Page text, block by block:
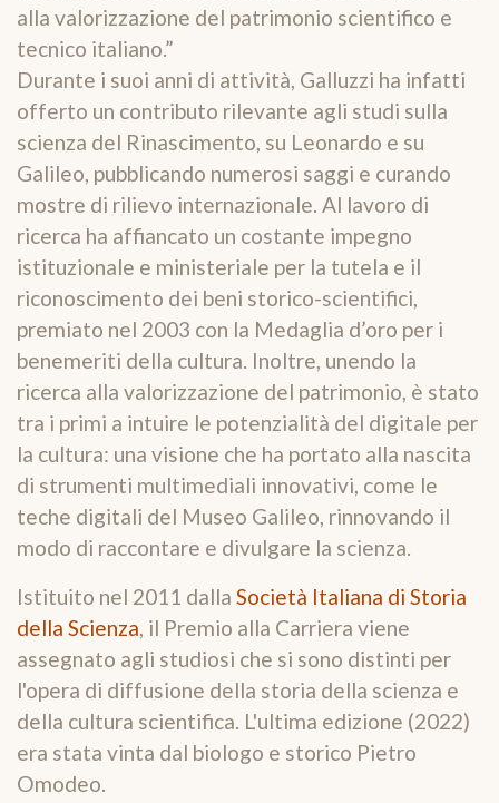
alla valorizzazione del patrimonio scientifico e
tecnico italiano.”
Durante i suoi anni di attività, Galluzzi ha infatti
offerto un contributo rilevante agli studi sulla
scienza del Rinascimento, su Leonardo e su
Galileo, pubblicando numerosi saggi e curando
mostre di rilievo internazionale. Al lavoro di
ricerca ha affiancato un costante impegno
istituzionale e ministeriale per la tutela e il
riconoscimento dei beni storico-scientifici,
premiato nel 2003 con la Medaglia d’oro per i
benemeriti della cultura. Inoltre, unendo la
ricerca alla valorizzazione del patrimonio, è stato
tra i primi a intuire le potenzialità del digitale per
la cultura: una visione che ha portato alla nascita
di strumenti multimediali innovativi, come le
teche digitali del Museo Galileo, rinnovando il
modo di raccontare e divulgare la scienza.
Istituito nel 2011 dalla Società Italiana di Storia
della Scienza, il Premio alla Carriera viene
assegnato agli studiosi che si sono distinti per
l'opera di diffusione della storia della scienza e
della cultura scientifica. L'ultima edizione (2022)
era stata vinta dal biologo e storico Pietro
Omodeo.